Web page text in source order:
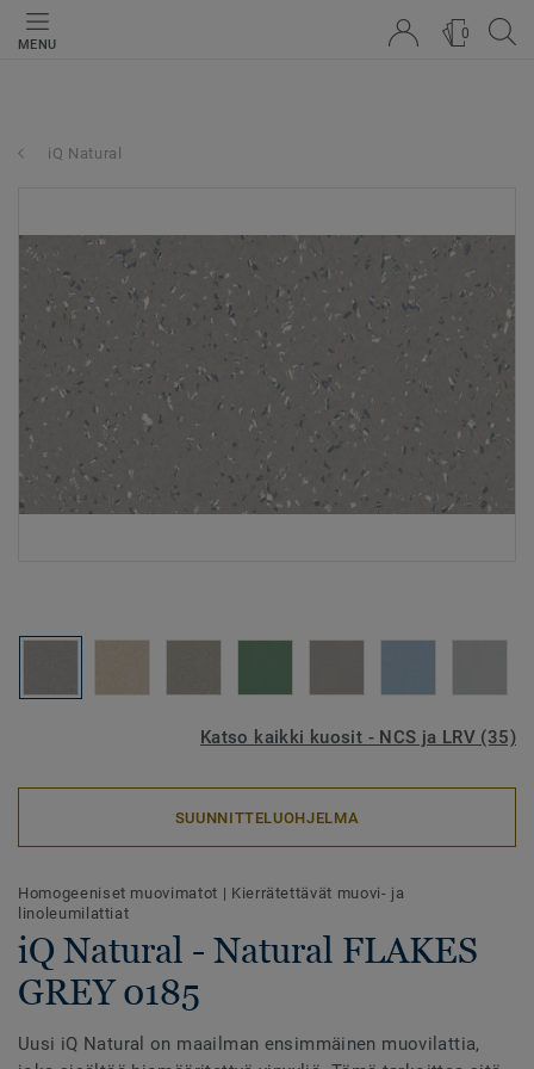
MENU
0
iQ Natural
Katso kaikki kuosit - NCS ja LRV (35)
SUUNNITTELUOHJELMA
Homogeeniset muovimatot | Kierrätettävät muovi- ja
linoleumilattiat
iQ Natural - Natural FLAKES
GREY 0185
Uusi iQ Natural on maailman ensimmäinen muovilattia,